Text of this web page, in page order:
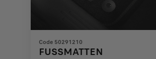
Code 50291210
FUSSMATTEN